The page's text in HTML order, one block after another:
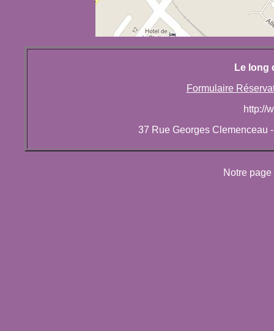
Le long
Formulaire
http://
37 Rue Georges Clemenceau
Notre page